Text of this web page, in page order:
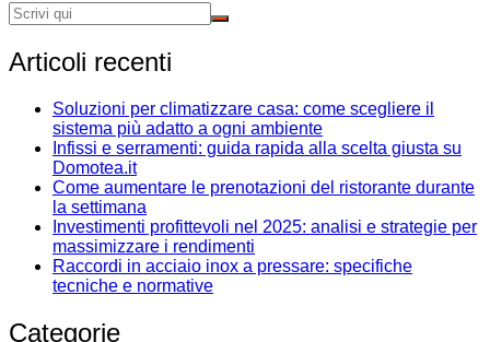
Articoli recenti
Soluzioni per climatizzare casa: come scegliere il
sistema più adatto a ogni ambiente
Infissi e serramenti: guida rapida alla scelta giusta su
Domotea.it
Come aumentare le prenotazioni del ristorante durante
la settimana
Investimenti profittevoli nel 2025: analisi e strategie per
massimizzare i rendimenti
Raccordi in acciaio inox a pressare: specifiche
tecniche e normative
Categorie